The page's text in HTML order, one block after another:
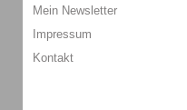
Mein Newsletter
Impressum
Kontakt